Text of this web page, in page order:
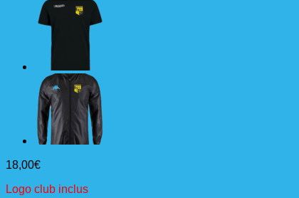
18,00€
Logo club inclus